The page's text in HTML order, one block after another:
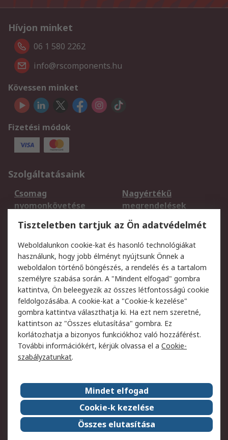
Hívjon minket
06 1 580 2262
info@rscomponents.hu
Kövessen minket
Fizetési módok
Szolgáltatásaink
Csomag
nyomonkövetése
Nagyértékű
megrendelések
Regisztráció
Szállítás
Termékvisszaküldés
Szolgáltatások
Jogi
Adatvédelmi
szabályzat
Az RS értékesítési
feltételei
Cookie szabályzat
Email biztonság
Webhelyre vonatkozó
feltételek
Weboldal felhasználói
szabályzata
Képviseletek
Rólunk
Vállalatcsoport
Karrier
Díjak és elismerések
ESG globális célok
Tiszteletben tartjuk az Ön adatvédelmét
Weboldalunkon cookie-kat és hasonló technológiákat
használunk, hogy jobb élményt nyújtsunk Önnek a
weboldalon történő böngészés, a rendelés és a tartalom
személyre szabása során. A "Mindent elfogad" gombra
kattintva, Ön beleegyezik az összes létfontosságú cookie
feldolgozásába. A cookie-kat a "Cookie-k kezelése"
gombra kattintva választhatja ki. Ha ezt nem szeretné,
kattintson az "Összes elutasítása" gombra. Ez
korlátozhatja a bizonyos funkciókhoz való hozzáférést.
További információkért, kérjük olvassa el a Cookie-
szabályzatunkat.
Mindet elfogad
Cookie-k kezelése
Összes elutasítása